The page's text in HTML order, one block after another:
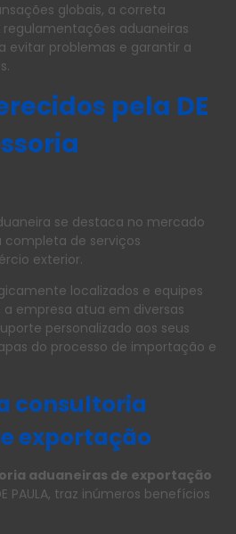
globais, a correta
aduaneiras
evitar problemas e garantir a
pela DE
se destaca no mercado
de serviços
exterior.
localizados e equipes
empresa atua em diversas
personalizado aos seus
do processo de importação e
consultoria
exportação
aduaneiras de exportação
PAULA, traz inúmeros benefícios